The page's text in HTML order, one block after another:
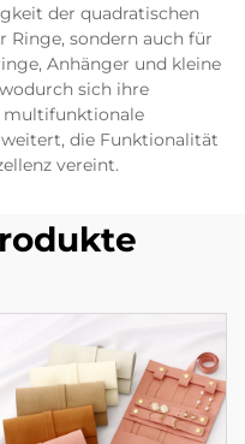
der quadratischen
Ringe, sondern auch für
Anhänger und kleine
sich ihre
multifunktionale
die Funktionalität
vereint.